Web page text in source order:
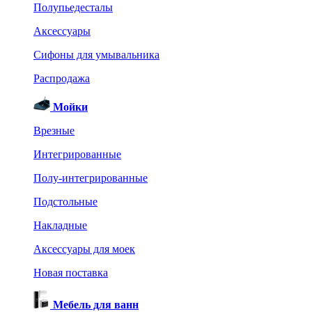
Полупьедесталы
Аксессуары
Сифоны для умывальника
Распродажа
Мойки
Врезные
Интегрированные
Полу-интегрированные
Подстольные
Накладные
Аксессуары для моек
Новая поставка
Мебель для ванн